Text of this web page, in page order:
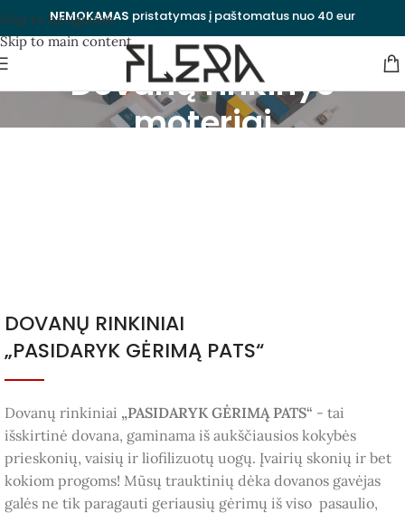
Skip to navigation
Skip to main content
NEMOKAMAS pristatymas į paštomatus nuo 40 eur
Dovanų rinkinys
moteriai
DOVANŲ RINKINIAI
„PASIDARYK GĖRIMĄ PATS“
Dovanų rinkiniai „PASIDARYK GĖRIMĄ PATS“ - tai
išskirtinė dovana, gaminama iš aukščiausios kokybės
prieskonių, vaisių ir liofilizuotų uogų. Įvairių skonių ir bet
kokiom progoms! Mūsų trauktinių dėka dovanos gavėjas
galės ne tik paragauti geriausių gėrimų iš viso pasaulio,